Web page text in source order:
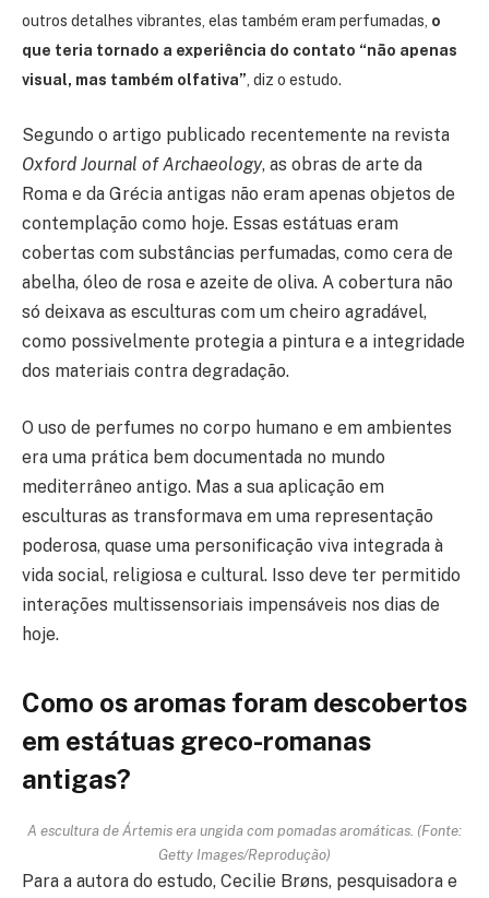
outros detalhes vibrantes, elas também eram perfumadas, o
que teria tornado a experiência do contato “não apenas
visual, mas também olfativa” , diz o estudo.
Segundo o artigo publicado recentemente na revista
Oxford Journal of Archaeology, as obras de arte da
Roma e da Grécia antigas não eram apenas objetos de
contemplação como hoje. Essas estátuas eram
cobertas com substâncias perfumadas, como cera de
abelha, óleo de rosa e azeite de oliva. A cobertura não
só deixava as esculturas com um cheiro agradável,
como possivelmente protegia a pintura e a integridade
dos materiais contra degradação.
O uso de perfumes no corpo humano e em ambientes
era uma prática bem documentada no mundo
mediterrâneo antigo. Mas a sua aplicação em
esculturas as transformava em uma representação
poderosa, quase uma personificação viva integrada à
vida social, religiosa e cultural. Isso deve ter permitido
interações multissensoriais impensáveis nos dias de
hoje.
Como os aromas foram descobertos
em estátuas greco-romanas
antigas?
A escultura de Ártemis era ungida com pomadas aromáticas. (Fonte:
Getty Images/Reprodução)
Para a autora do estudo, Cecilie Brøns, pesquisadora e